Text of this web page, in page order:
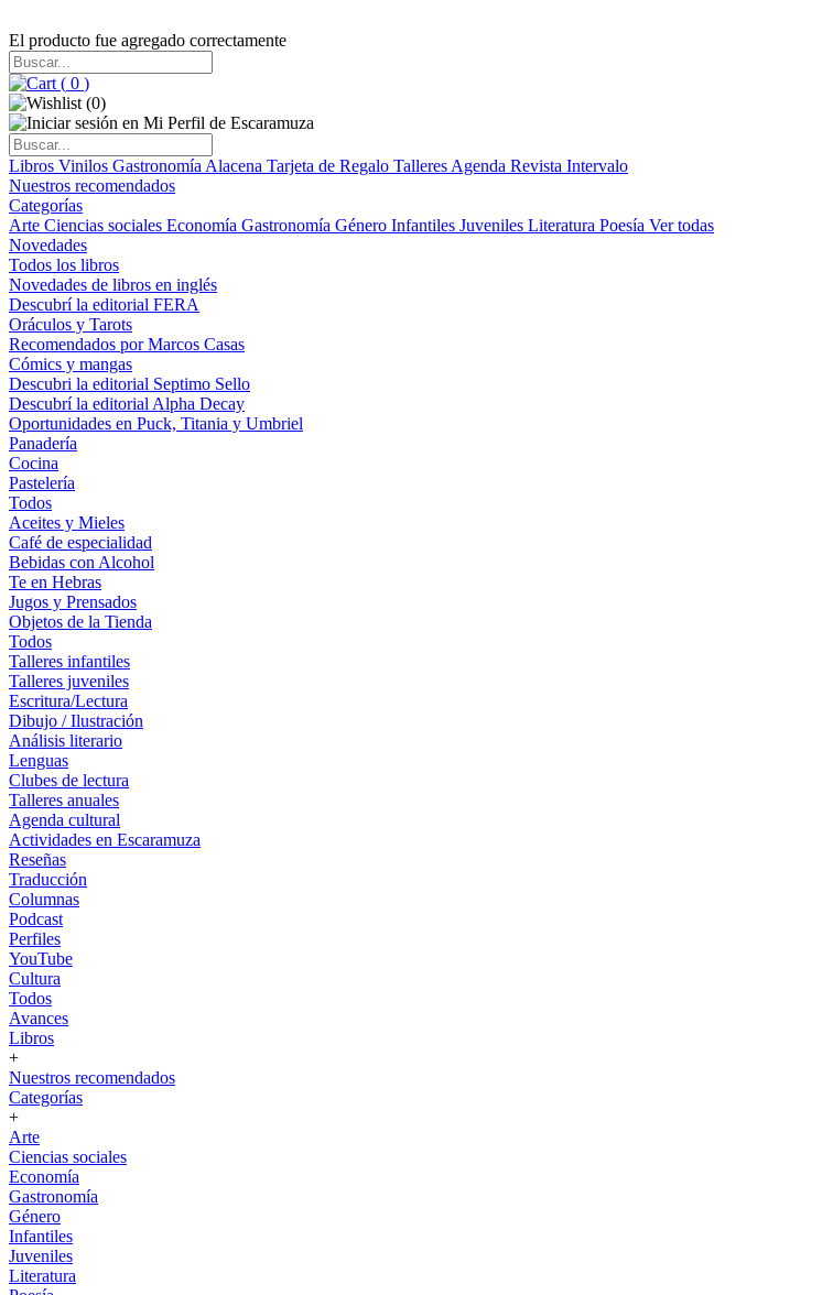
El producto fue agregado correctamente
( 0 )
(0)
Libros Vinilos Gastronomía Alacena Tarjeta de Regalo Talleres Agenda Revista Intervalo
Nuestros recomendados
Categorías
Arte Ciencias sociales Economía Gastronomía Género Infantiles Juveniles Literatura Poesía Ver todas
Novedades
Todos los libros
Novedades de libros en inglés
Descubrí la editorial FERA
Oráculos y Tarots
Recomendados por Marcos Casas
Cómics y mangas
Descubri la editorial Septimo Sello
Descubrí la editorial Alpha Decay
Oportunidades en Puck, Titania y Umbriel
Panadería
Cocina
Pastelería
Todos
Aceites y Mieles
Café de especialidad
Bebidas con Alcohol
Te en Hebras
Jugos y Prensados
Objetos de la Tienda
Todos
Talleres infantiles
Talleres juveniles
Escritura/Lectura
Dibujo / Ilustración
Análisis literario
Lenguas
Clubes de lectura
Talleres anuales
Agenda cultural
Actividades en Escaramuza
Reseñas
Traducción
Columnas
Podcast
Perfiles
YouTube
Cultura
Todos
Avances
Libros
+
Nuestros recomendados
Categorías
+
Arte
Ciencias sociales
Economía
Gastronomía
Género
Infantiles
Juveniles
Literatura